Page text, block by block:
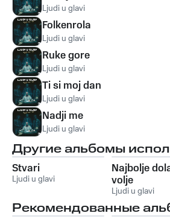
Ljudi u glavi
Folkenrola
Ljudi u glavi
Ruke gore
Ljudi u glavi
Ti si moj dan
Ljudi u glavi
Nadji me
Ljudi u glavi
Другие альбомы
Stvari
Ljudi u glavi
Najbolje
volje
Ljudi u glavi
Рекомендованные